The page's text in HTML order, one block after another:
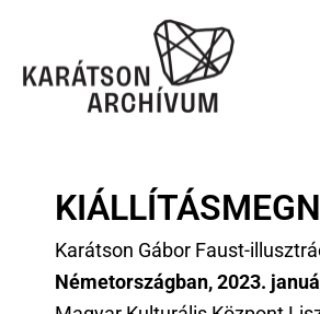
Karátson Gábor Faust-
Németországban, 2023.